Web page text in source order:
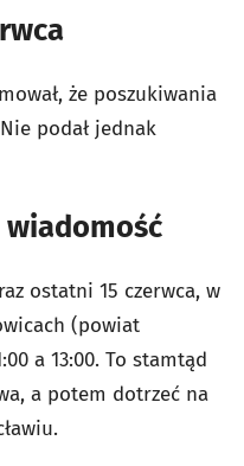
że poszukiwania
podał jednak
wiadomość
ostatni 15 czerwca, w
(powiat
a 13:00. To stamtąd
a potem dotrzeć na